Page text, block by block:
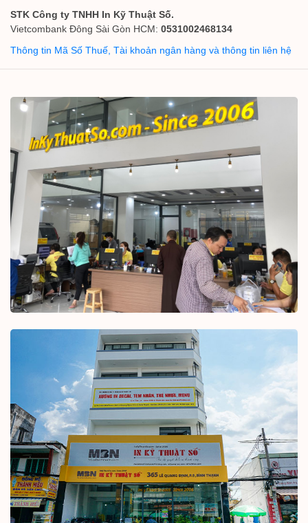
STK Công ty TNHH In Kỹ Thuật Số.
Vietcombank Đông Sài Gòn HCM: 0531002468134
Thông tin Mã Số Thuế, Tài khoản ngân hàng và thông tin liên hệ